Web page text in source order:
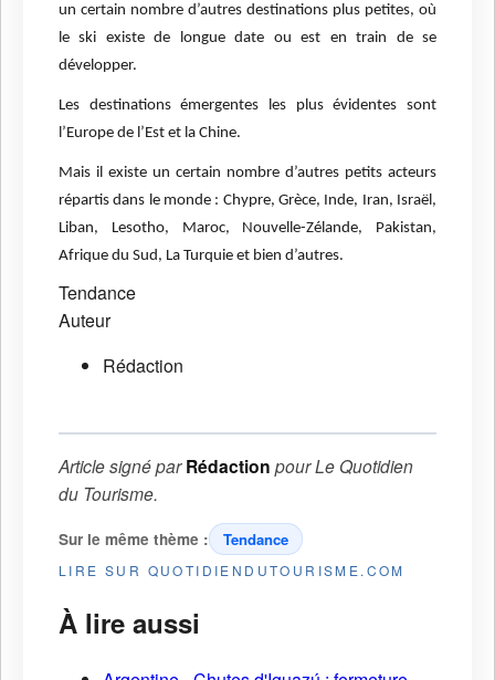
un certain nombre d’autres destinations plus petites, où
le ski existe de longue date ou est en train de se
développer.
Les destinations émergentes les plus évidentes sont
l’Europe de l’Est et la Chine.
Mais il existe un certain nombre d’autres petits acteurs
répartis dans le monde : Chypre, Grèce, Inde, Iran, Israël,
Liban, Lesotho, Maroc, Nouvelle-Zélande, Pakistan,
Afrique du Sud, La Turquie et bien d’autres.
Tendance
Auteur
Rédaction
Article signé parRédaction pourLe Quotidien
du Tourisme.
Sur le même thème : Tendance
LIRE SUR QUOTIDIENDUTOURISME.COM
À lire aussi